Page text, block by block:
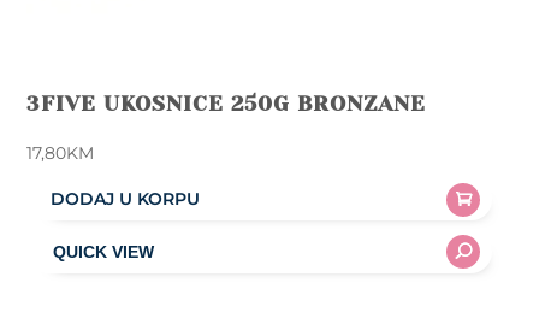
3FIVE UKOSNICE 250G BRONZANE
17,80KM
DODAJ U KORPU